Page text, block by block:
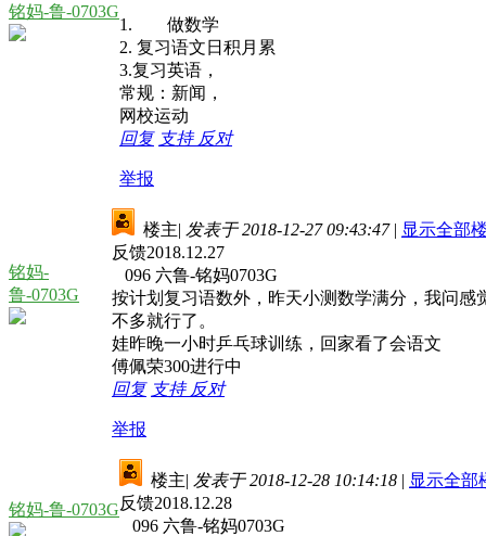
铭妈-鲁-0703G
1. 做数学
2. 复习语文日积月累
3.复习英语，
常规：新闻，
网校运动
回复 支持 反对
举报
铭妈-
鲁-0703G
楼主| 发表于 2018-12-27 09:43:47 | 显示全部
反馈2018.12.27
096 六鲁-铭妈0703G
按计划复习语数外，昨天小测数学满分，我问
不多就行了。
娃昨晚一小时乒乓球训练，回家看了会语文
傅佩荣300进行中
回复 支持 反对
举报
铭妈-鲁-0703G
楼主| 发表于 2018-12-28 10:14:18 | 显示全部
反馈2018.12.28
096 六鲁-铭妈0703G